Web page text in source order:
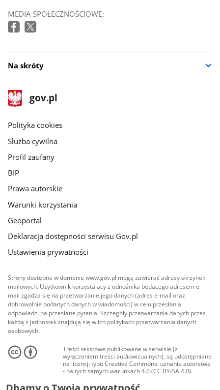
MEDIA SPOŁECZNOŚCIOWE:
Na skróty
stopka
gov.pl
Strona
gov.pl
gov.pl
Polityka cookies
Służba cywilna
Profil zaufany
BIP
Prawa autorskie
Warunki korzystania
Geoportal
Deklaracja dostępności serwisu Gov.pl
Ustawienia prywatności
Strony dostępne w domenie www.gov.pl mogą zawierać adresy skrzynek
mailowych. Użytkownik korzystający z odnośnika będącego adresem e-
mail zgadza się na przetwarzanie jego danych (adres e-mail oraz
dobrowolnie podanych danych w wiadomości) w celu przesłania
odpowiedzi na przesłane pytania. Szczegóły przetwarzania danych przez
każdą z jednostek znajdują się w ich politykach przetwarzania danych
osobowych.
Treści tekstowe publikowane w serwisie (z
wyłączeniem treści audiowizualnych), są udostępniane
na licencji typu Creative Commons: uznanie autorstwa
- na tych samych warunkach 4.0 (CC BY-SA 4.0).
Materiały audiowizualne, w tym zdjęcia, materiały
audio i wideo, są udostępniane na licencji typu